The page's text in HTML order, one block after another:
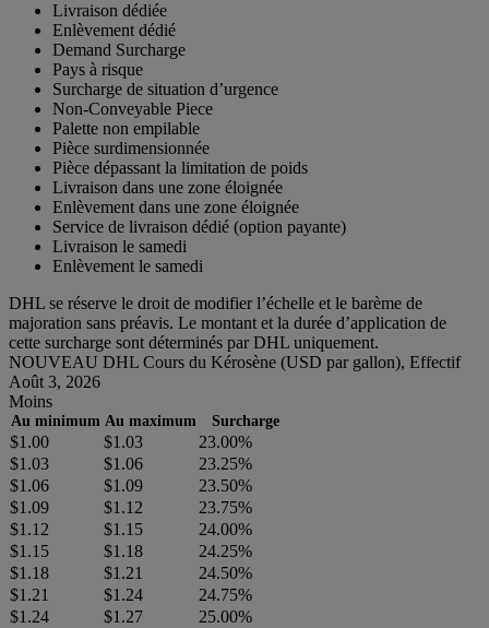
Livraison dédiée
Enlèvement dédié
Demand Surcharge
Pays à risque
Surcharge de situation d’urgence
Non-Conveyable Piece
Palette non empilable
Pièce surdimensionnée
Pièce dépassant la limitation de poids
Livraison dans une zone éloignée
Enlèvement dans une zone éloignée
Service de livraison dédié (option payante)
Livraison le samedi
Enlèvement le samedi
DHL se réserve le droit de modifier l’échelle et le barème de
majoration sans préavis. Le montant et la durée d’application de
cette surcharge sont déterminés par DHL uniquement.
NOUVEAU DHL Cours du Kérosène (USD par gallon), Effectif
Août 3, 2026
Moins
Au minimum Au maximum Surcharge
$1.00 $1.03
23.00%
$1.03
$1.06
23.25%
$1.06
$1.09
23.50%
$1.09
$1.12
23.75%
$1.12
$1.15
24.00%
$1.15
$1.18
24.25%
$1.18
$1.21
24.50%
$1.21
$1.24
24.75%
$1.24
$1.27
25.00%